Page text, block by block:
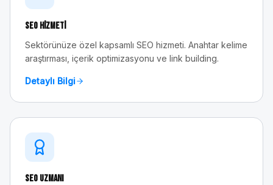
SEO Hizmeti
Sektörünüze özel kapsamlı SEO hizmeti. Anahtar kelime
araştırması, içerik optimizasyonu ve link building.
Detaylı Bilgi
SEO Uzmanı